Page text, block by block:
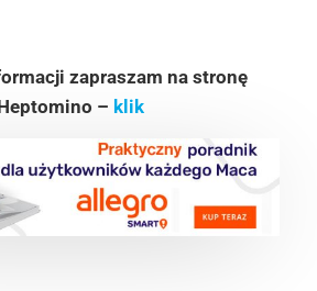
zapraszam na stronę
– klik